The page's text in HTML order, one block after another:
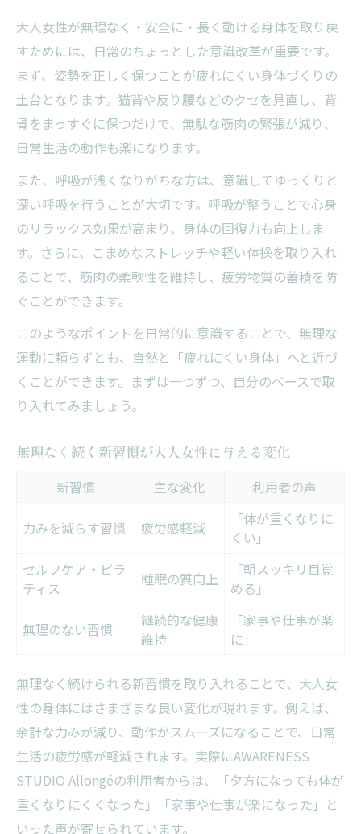
無理なく続くピラティスの取り入れ方
大人女性に適したピラティスの選び方
心身を整える呼吸と動きの連動テクニック
疲れにくい身体を支えるピラティスの効果
姿勢と呼吸で変わる毎日の快適さを実感
姿勢・呼吸改善法の比較表で分かる快適さ
毎日できる姿勢リセットの習慣
呼吸を深めるセルフケアのすすめ
大人女性が気をつけたい姿勢のポイント
心も身体も軽くする呼吸法のコツ
疲れにくい身体作りのステップを表で解説
最初に見直したい生活習慣
無理なく続けるためのモチベーション維持
大人女性の体力アップに役立つ実践法
疲れにくい身体への変化を感じるサイン
大人女性が無理なく・安全に・長く動ける身体を取り戻
すためには、日常のちょっとした意識改革が重要です。
まず、姿勢を正しく保つことが疲れにくい身体づくりの
土台となります。猫背や反り腰などのクセを見直し、背
骨をまっすぐに保つだけで、無駄な筋肉の緊張が減り、
日常生活の動作も楽になります。
また、呼吸が浅くなりがちな方は、意識してゆっくりと
深い呼吸を行うことが大切です。呼吸が整うことで心身
のリラックス効果が高まり、身体の回復力も向上しま
す。さらに、こまめなストレッチや軽い体操を取り入れ
ることで、筋肉の柔軟性を維持し、疲労物質の蓄積を防
ぐことができます。
このようなポイントを日常的に意識することで、無理な
運動に頼らずとも、自然と「疲れにくい身体」へと近づ
くことができます。まずは一つずつ、自分のペースで取
り入れてみましょう。
無理なく続く新習慣が大人女性に与える変化
新習慣 主な変化 利用者の声
力みを減らす習慣 疲労感軽減
「体が重くなりに
くい」
セルフケア・ピラ
ティス
睡眠の質向上
「朝スッキリ目覚
める」
無理のない習慣
継続的な健康
維持
「家事や仕事が楽
に」
無理なく続けられる新習慣を取り入れることで、大人女
性の身体にはさまざまな良い変化が現れます。例えば、
余計な力みが減り、動作がスムーズになることで、日常
生活の疲労感が軽減されます。実際にAWARENESS
STUDIO Allongéの利用者からは、「夕方になっても体が
重くなりにくくなった」「家事や仕事が楽になった」と
いった声が寄せられています。